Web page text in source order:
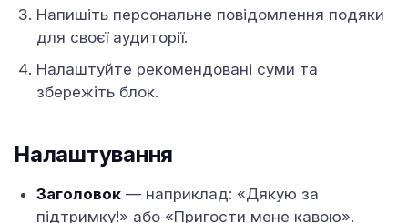
Напишіть персональне повідомлення подяки
для своєї аудиторії.
Налаштуйте рекомендовані суми та
збережіть блок.
Налаштування
Заголовок — наприклад: «Дякую за
підтримку!» або «Пригости мене кавою».